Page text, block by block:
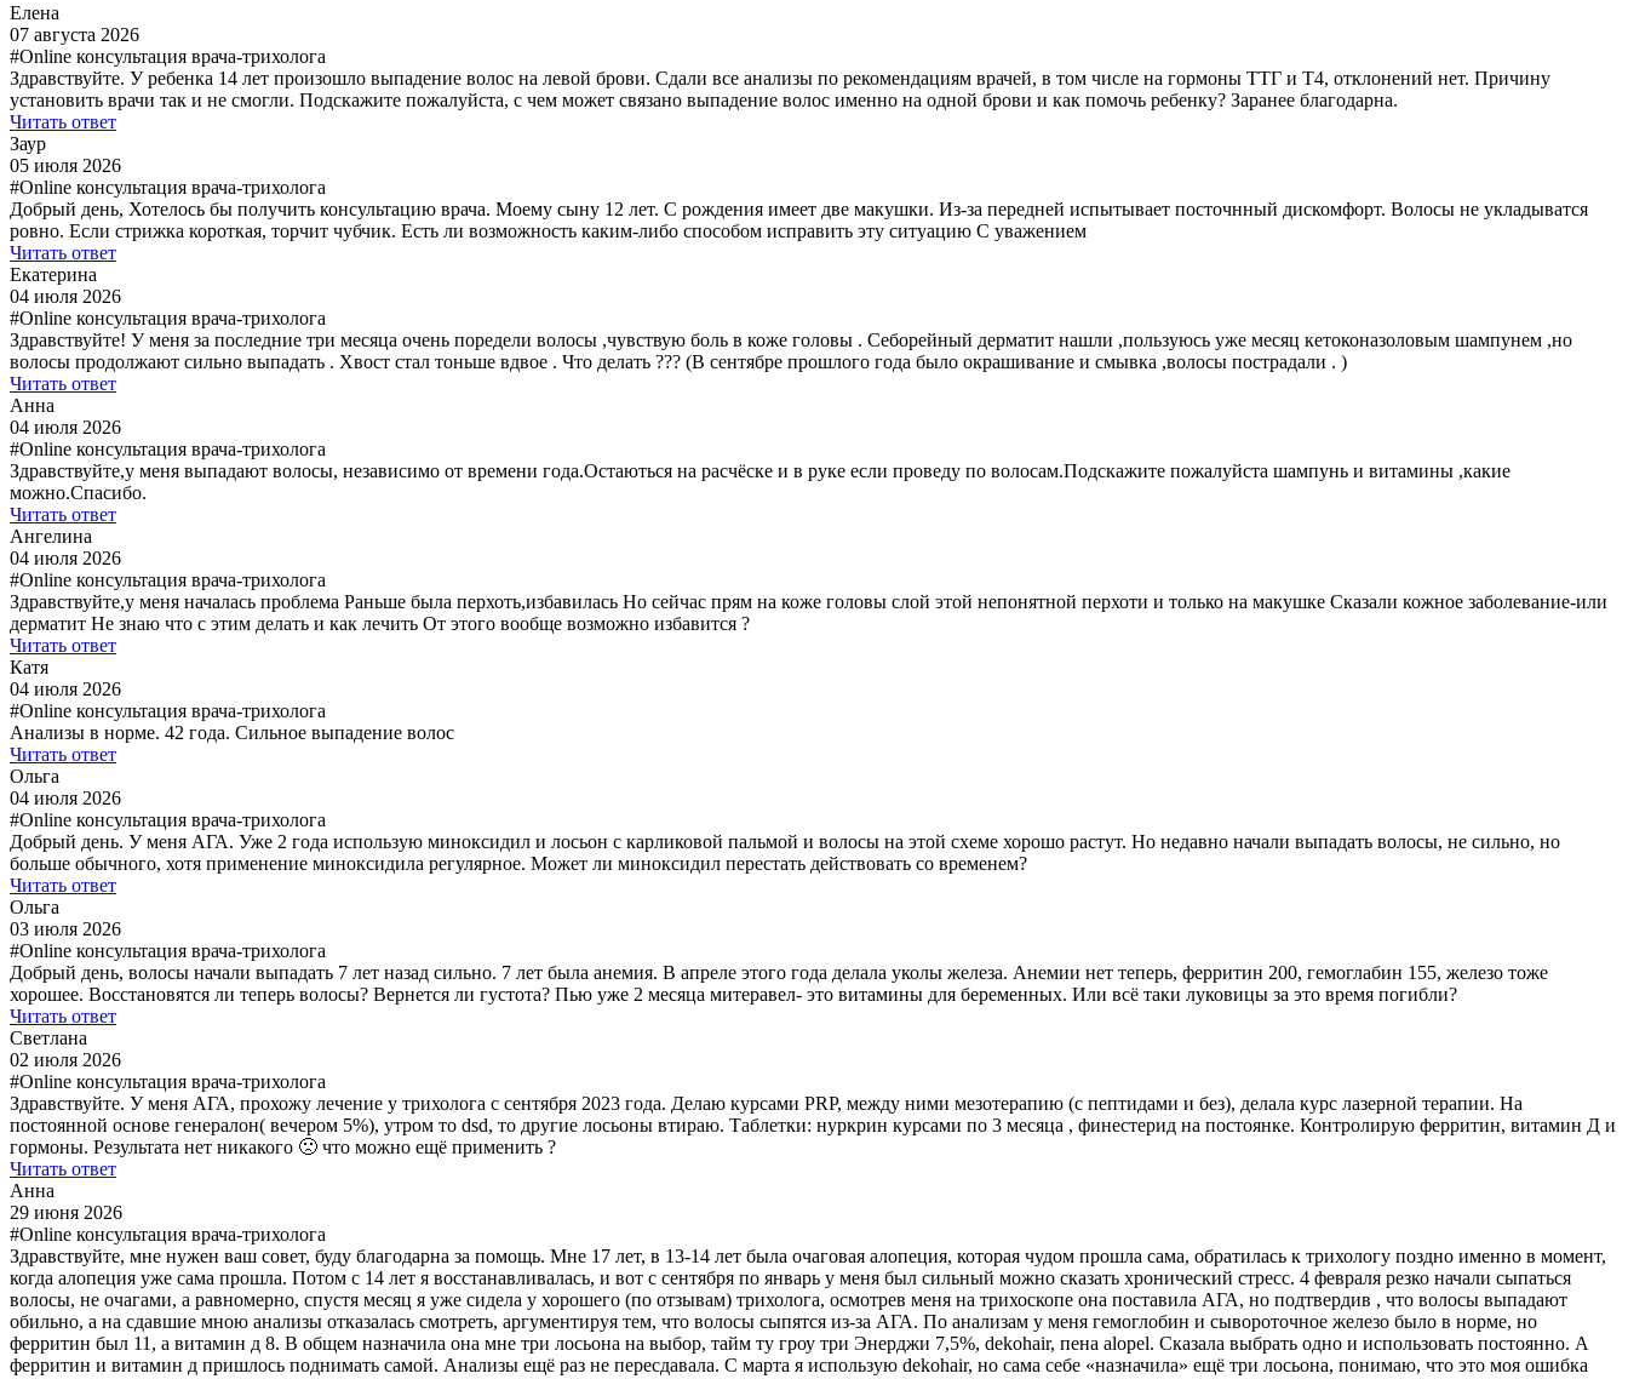
Елена
07 августа 2026
#Online консультация врача-трихолога
Здравствуйте. У ребенка 14 лет произошло выпадение волос на левой брови. Сдали все анализы по рекомендациям врачей, в том числе на гормоны ТТГ и Т4, отклонений нет. Причину
установить врачи так и не смогли. Подскажите пожалуйста, с чем может связано выпадение волос именно на одной брови и как помочь ребенку? Заранее благодарна.
Читать ответ
Заур
05 июля 2026
#Online консультация врача-трихолога
Добрый день, Хотелось бы получить консультацию врача. Моему сыну 12 лет. С рождения имеет две макушки. Из-за передней испытывает посточнный дискомфорт. Волосы не укладыватся
ровно. Если стрижка короткая, торчит чубчик. Есть ли возможность каким-либо способом исправить эту ситуацию С уважением
Читать ответ
Екатерина
04 июля 2026
#Online консультация врача-трихолога
Здравствуйте! У меня за последние три месяца очень поредели волосы ,чувствую боль в коже головы . Себорейный дерматит нашли ,пользуюсь уже месяц кетоконазоловым шампунем ,но
волосы продолжают сильно выпадать . Хвост стал тоньше вдвое . Что делать ??? (В сентябре прошлого года было окрашивание и смывка ,волосы пострадали . )
Читать ответ
Анна
04 июля 2026
#Online консультация врача-трихолога
Здравствуйте,у меня выпадают волосы, независимо от времени года.Остаються на расчёске и в руке если проведу по волосам.Подскажите пожалуйста шампунь и витамины ,какие
можно.Спасибо.
Читать ответ
Ангелина
04 июля 2026
#Online консультация врача-трихолога
Здравствуйте,у меня началась проблема Раньше была перхоть,избавилась Но сейчас прям на коже головы слой этой непонятной перхоти и только на макушке Сказали кожное заболевание-или
дерматит Не знаю что с этим делать и как лечить От этого вообще возможно избавится ?
Читать ответ
Катя
04 июля 2026
#Online консультация врача-трихолога
Анализы в норме. 42 года. Сильное выпадение волос
Читать ответ
Ольга
04 июля 2026
#Online консультация врача-трихолога
Добрый день. У меня АГА. Уже 2 года использую миноксидил и лосьон с карликовой пальмой и волосы на этой схеме хорошо растут. Но недавно начали выпадать волосы, не сильно, но
больше обычного, хотя применение миноксидила регулярное. Может ли миноксидил перестать действовать со временем?
Читать ответ
Ольга
03 июля 2026
#Online консультация врача-трихолога
Добрый день, волосы начали выпадать 7 лет назад сильно. 7 лет была анемия. В апреле этого года делала уколы железа. Анемии нет теперь, ферритин 200, гемоглабин 155, железо тоже
хорошее. Восстановятся ли теперь волосы? Вернется ли густота? Пью уже 2 месяца митеравел- это витамины для беременных. Или всё таки луковицы за это время погибли?
Читать ответ
Светлана
02 июля 2026
#Online консультация врача-трихолога
Здравствуйте. У меня АГА, прохожу лечение у трихолога с сентября 2023 года. Делаю курсами PRP, между ними мезотерапию (с пептидами и без), делала курс лазерной терапии. На
постоянной основе генералон( вечером 5%), утром то dsd, то другие лосьоны втираю. Таблетки: нуркрин курсами по 3 месяца , финестерид на постоянке. Контролирую ферритин, витамин Д и
гормоны. Результата нет никакого 🙁 что можно ещё применить ?
Читать ответ
Анна
29 июня 2026
#Online консультация врача-трихолога
Здравствуйте, мне нужен ваш совет, буду благодарна за помощь. Мне 17 лет, в 13-14 лет была очаговая алопеция, которая чудом прошла сама, обратилась к трихологу поздно именно в момент,
когда алопеция уже сама прошла. Потом с 14 лет я восстанавливалась, и вот с сентября по январь у меня был сильный можно сказать хронический стресс. 4 февраля резко начали сыпаться
волосы, не очагами, а равномерно, спустя месяц я уже сидела у хорошего (по отзывам) трихолога, осмотрев меня на трихоскопе она поставила АГА, но подтвердив , что волосы выпадают
обильно, а на сдавшие мною анализы отказалась смотреть, аргументируя тем, что волосы сыпятся из-за АГА. По анализам у меня гемоглобин и сывороточное железо было в норме, но
ферритин был 11, а витамин д 8. В общем назначила она мне три лосьона на выбор, тайм ту гроу три Энерджи 7,5%, dekohair, пена alopel. Сказала выбрать одно и использовать постоянно. А
ферритин и витамин д пришлось поднимать самой. Анализы ещё раз не пересдавала. С марта я использую dekohair, но сама себе «назначила» ещё три лосьона, понимаю, что это моя ошибка